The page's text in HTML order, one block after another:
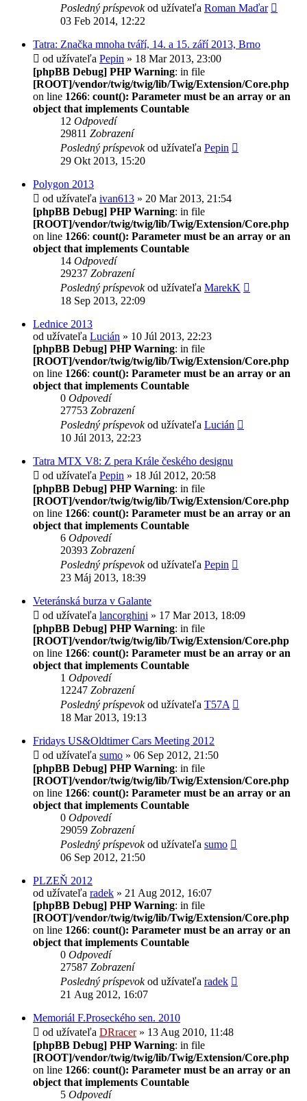
Posledný príspevokod užívateľa Roman Maďar
03 Feb 2014, 12:22
Tatra: Značka mnoha tváří, 14. a 15. září 2013, Brno
od užívateľa Pepin » 18 Mar 2013, 23:00
[phpBB Debug] PHP Warning: in file
[ROOT]/vendor/twig/twig/lib/Twig/Extension/Core.php
on line 1266: count(): Parameter must be an array or an
object that implements Countable
12 Odpovedí
29811 Zobrazení
Posledný príspevokod užívateľa Pepin
29 Okt 2013, 15:20
Polygon 2013
od užívateľa ivan613 » 20 Mar 2013, 21:54
[phpBB Debug] PHP Warning: in file
[ROOT]/vendor/twig/twig/lib/Twig/Extension/Core.php
on line 1266: count(): Parameter must be an array or an
object that implements Countable
14 Odpovedí
29237 Zobrazení
Posledný príspevokod užívateľa MarekK
18 Sep 2013, 22:09
Lednice 2013
od užívateľa Lucián » 10 Júl 2013, 22:23
[phpBB Debug] PHP Warning: in file
[ROOT]/vendor/twig/twig/lib/Twig/Extension/Core.php
on line 1266: count(): Parameter must be an array or an
object that implements Countable
0 Odpovedí
27753 Zobrazení
Posledný príspevokod užívateľa Lucián
10 Júl 2013, 22:23
Tatra MTX V8: Z pera Krále českého designu
od užívateľa Pepin » 18 Júl 2012, 20:58
[phpBB Debug] PHP Warning: in file
[ROOT]/vendor/twig/twig/lib/Twig/Extension/Core.php
on line 1266: count(): Parameter must be an array or an
object that implements Countable
6 Odpovedí
20393 Zobrazení
Posledný príspevokod užívateľa Pepin
23 Máj 2013, 18:39
Veteránská burza v Galante
od užívateľa lancorghini » 17 Mar 2013, 18:09
[phpBB Debug] PHP Warning: in file
[ROOT]/vendor/twig/twig/lib/Twig/Extension/Core.php
on line 1266: count(): Parameter must be an array or an
object that implements Countable
1 Odpovedí
12247 Zobrazení
Posledný príspevokod užívateľa T57A
18 Mar 2013, 19:13
Fridays US&Oldtimer Cars Meeting 2012
od užívateľa sumo » 06 Sep 2012, 21:50
[phpBB Debug] PHP Warning: in file
[ROOT]/vendor/twig/twig/lib/Twig/Extension/Core.php
on line 1266: count(): Parameter must be an array or an
object that implements Countable
0 Odpovedí
29059 Zobrazení
Posledný príspevokod užívateľa sumo
06 Sep 2012, 21:50
PLZEŇ 2012
od užívateľa radek » 21 Aug 2012, 16:07
[phpBB Debug] PHP Warning: in file
[ROOT]/vendor/twig/twig/lib/Twig/Extension/Core.php
on line 1266: count(): Parameter must be an array or an
object that implements Countable
0 Odpovedí
27587 Zobrazení
Posledný príspevokod užívateľa radek
21 Aug 2012, 16:07
Memoriál F.Proseckého sen. 2010
od užívateľa DRracer» 13 Aug 2010, 11:48
[phpBB Debug] PHP Warning: in file
[ROOT]/vendor/twig/twig/lib/Twig/Extension/Core.php
on line 1266: count(): Parameter must be an array or an
object that implements Countable
5 Odpovedí